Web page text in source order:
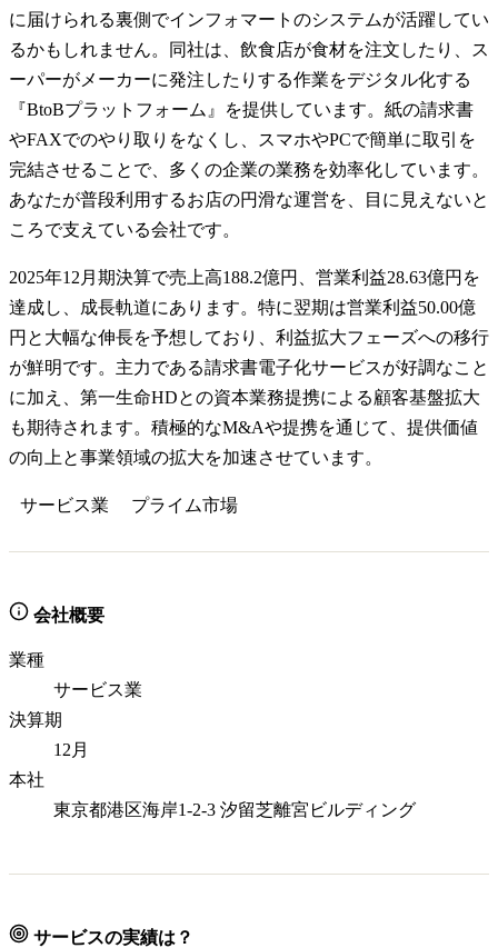
に届けられる裏側でインフォマートのシステムが活躍してい
るかもしれません。同社は、飲食店が食材を注文したり、ス
ーパーがメーカーに発注したりする作業をデジタル化する
『BtoBプラットフォーム』を提供しています。紙の請求書
やFAXでのやり取りをなくし、スマホやPCで簡単に取引を
完結させることで、多くの企業の業務を効率化しています。
あなたが普段利用するお店の円滑な運営を、目に見えないと
ころで支えている会社です。
2025年12月期決算で売上高188.2億円、営業利益28.63億円を
達成し、成長軌道にあります。特に翌期は営業利益50.00億
円と大幅な伸長を予想しており、利益拡大フェーズへの移行
が鮮明です。主力である請求書電子化サービスが好調なこと
に加え、第一生命HDとの資本業務提携による顧客基盤拡大
も期待されます。積極的なM&Aや提携を通じて、提供価値
の向上と事業領域の拡大を加速させています。
サービス業 プライム市場
会社概要
業種
サービス業
決算期
12月
本社
東京都港区海岸1-2-3 汐留芝離宮ビルディング
サービスの実績は？